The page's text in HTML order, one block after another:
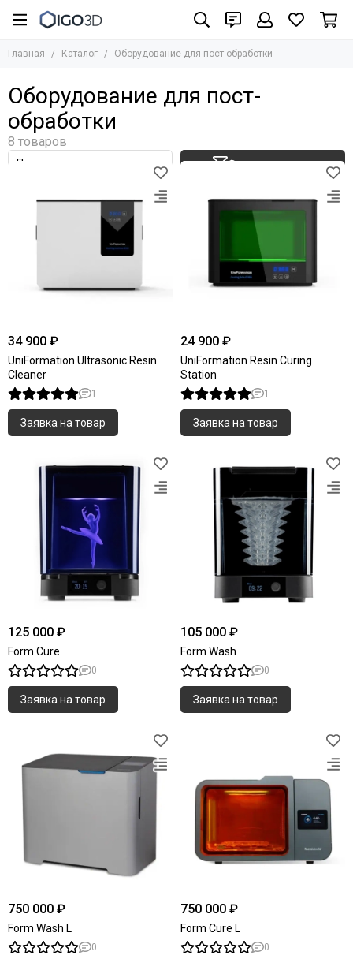
Главная Каталог Оборудование для пост-обработки
Оборудование для пост-
обработки
Фильтр товаров
34 900 ₽
UniFormation Ultrasonic Resin
Cleaner
1
Заявка на товар
24 900 ₽
UniFormation Resin Curing
Station
1
Заявка на товар
125 000 ₽
Form Cure
0
Заявка на товар
105 000 ₽
Form Wash
0
Заявка на товар
750 000 ₽
Form Wash L
0
750 000 ₽
Form Cure L
0